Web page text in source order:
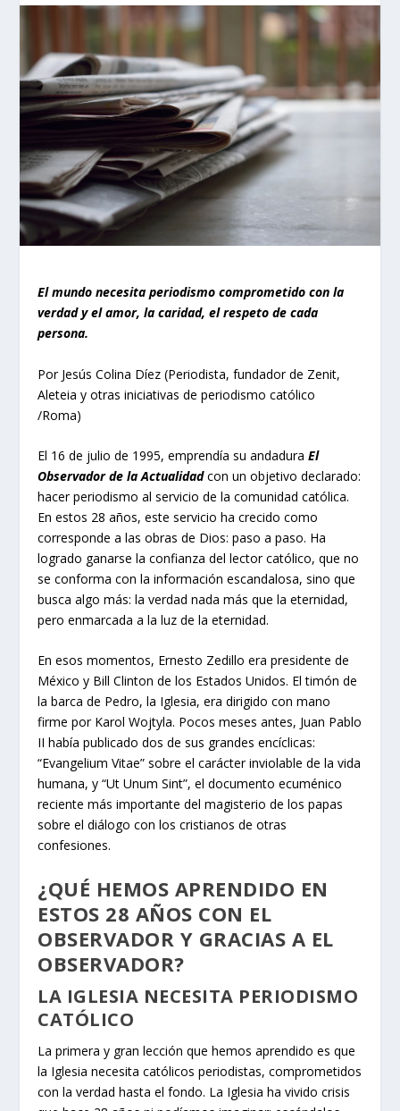
El mundo necesita periodismo comprometido con la
verdad y el amor, la caridad, el respeto de cada
persona.
Por Jesús Colina Díez (Periodista, fundador de Zenit,
Aleteia y otras iniciativas de periodismo católico
/Roma)
El 16 de julio de 1995, emprendía su andaduraEl
Observador de la Actualidadcon un objetivo declarado:
hacer periodismo al servicio de la comunidad católica.
En estos 28 años, este servicio ha crecido como
corresponde a las obras de Dios: paso a paso. Ha
logrado ganarse la confianza del lector católico, que no
se conforma con la información escandalosa, sino que
busca algo más: la verdad nada más que la eternidad,
pero enmarcada a la luz de la eternidad.
En esos momentos, Ernesto Zedillo era presidente de
México y Bill Clinton de los Estados Unidos. El timón de
la barca de Pedro, la Iglesia, era dirigido con mano
firme por Karol Wojtyla. Pocos meses antes, Juan Pablo
II había publicado dos de sus grandes encíclicas:
“Evangelium Vitae” sobre el carácter inviolable de la vida
humana, y “Ut Unum Sint”, el documento ecuménico
reciente más importante del magisterio de los papas
sobre el diálogo con los cristianos de otras
confesiones.
¿QUÉ HEMOS APRENDIDO EN
ESTOS 28 AÑOS CON EL
OBSERVADOR Y GRACIAS A EL
OBSERVADOR?
LA IGLESIA NECESITA PERIODISMO
CATÓLICO
La primera y gran lección que hemos aprendido es que
la Iglesia necesita católicos periodistas, comprometidos
con la verdad hasta el fondo. La Iglesia ha vivido crisis